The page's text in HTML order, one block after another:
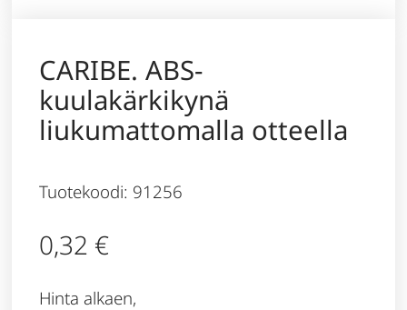
CARIBE. ABS-
kuulakärkikynä
liukumattomalla otteella
Tuotekoodi: 91256
0,32 €
Hinta alkaen,